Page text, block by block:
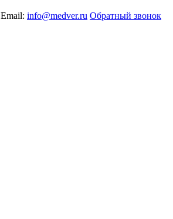
Email: info@medver.ru Обратный звонок